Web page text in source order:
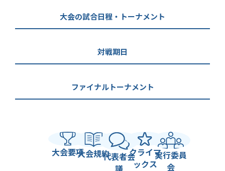
大会の試合日程・トーナメント
対戦期日
ファイナルトーナメント
大会要項大会規約代表者会
議
クライマ
ックス
実行委員
会